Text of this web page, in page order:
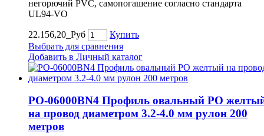
негорючий PVC, самопогашение согласно стандарта
UL94-VO
22.156,20_Руб
Купить
Выбрать для сравнения
Добавить в Личный каталог
PO-06000BN4 Профиль овальный PO
на провод диаметром 3.2-4.0 мм рулон 200
метров